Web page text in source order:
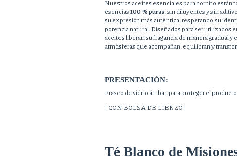
Nuestros aceites esenciales para hornito están
esencias100 % puras, sin diluyentes y sin
su expresión más auténtica, respetando su
potencia natural. Diseñados para ser utilizados
aceites liberan su fragancia de manera gradual y
atmósferas que acompañan, equilibran y
PRESENTACIÓN:
Frasco de vidrio ámbar, para proteger el
| CON BOLSA DE LIENZO |
Té Blanco de